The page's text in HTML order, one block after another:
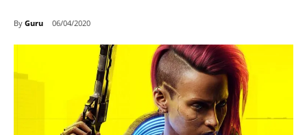
By Guru 06/04/2020